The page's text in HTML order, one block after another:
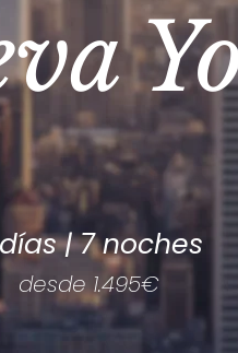
| 7 noches
desde 1.495€